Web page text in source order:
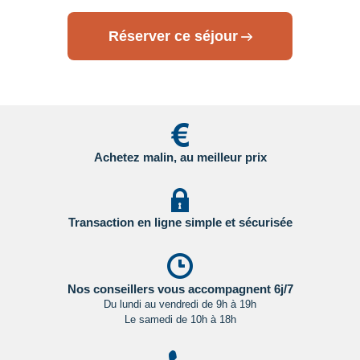
des formalités spécifiques s'appliquent.Nous vous invitons à
consulter les sites ci-dessous pour plus d’information :
- Etats Unis : sur le site du Service Public en
- Canada : sur le site du gouvernement canadien en
il est préférable de vous rapprocher du consulat ou de
l’ambassade du pays de destination et de transit.
Les formalités administratives et sanitaires étant
Réserver ce séjour
Achetez malin, au meilleur prix
Transaction en ligne simple et sécurisée
Nos conseillers vous accompagnent 6j/7
Du lundi au vendredi de 9h à 19h
Le samedi de 10h à 18h